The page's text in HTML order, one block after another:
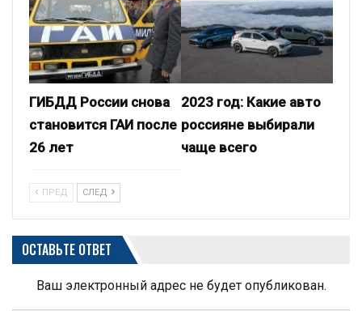
ГИБДД России снова
становится ГАИ после
26 лет
2023 год: Какие авто
россияне выбирали
чаще всего
ПРЕД СЛЕД
ОСТАВЬТЕ ОТВЕТ
Ваш электронный адрес не будет опубликован.